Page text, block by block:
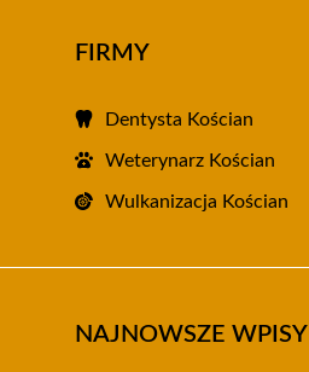
FIRMY
Dentysta Kościan
Weterynarz Kościan
Wulkanizacja Kościan
NAJNOWSZE WPISY